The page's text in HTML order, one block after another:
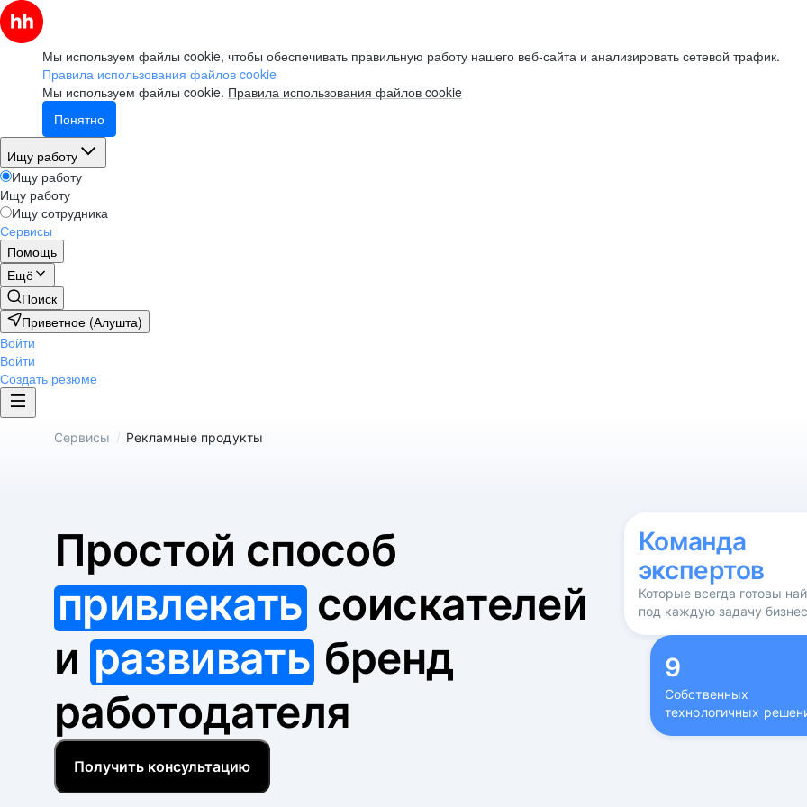
Мы используем файлы cookie, чтобы обеспечивать правильную работу нашего веб-сайта и анализировать сетевой трафик.
Правила использования файлов cookie
Мы используем файлы cookie. Правила использования файлов cookie
Понятно
Ищу работу
Ищу работу
Ищу работу
Ищу сотрудника
Сервисы
Помощь
Ещё
Поиск
Приветное (Алушта)
Войти
Войти
Создать резюме
Сервисы / Рекламные продукты
Простой способ
привлекатьсоискателей
и развивать бренд
работодателя
Получить консультацию
Команда
экспертов
Которые всегда готовы
под каждую задачу
9
Собственных
технологичных